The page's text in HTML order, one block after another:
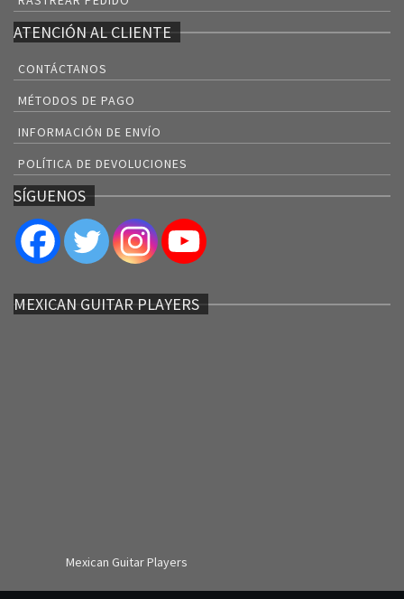
ATENCIÓN AL CLIENTE
CONTÁCTANOS
MÉTODOS DE PAGO
INFORMACIÓN DE ENVÍO
POLÍTICA DE DEVOLUCIONES
SÍGUENOS
MEXICAN GUITAR PLAYERS
Mexican Guitar Players